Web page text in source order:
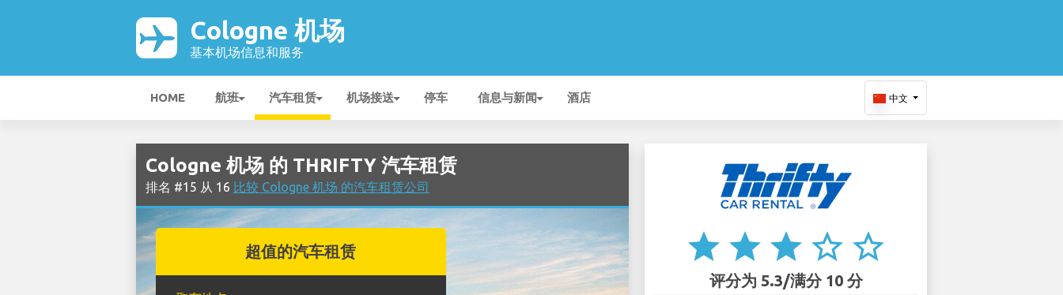
Cologne 机场
基本机场信息和服务
HOME 航班 汽车租赁 机场接送 停车 信息与新闻 酒店 中文
Cologne 机场 的 THRIFTY 汽车租赁
排名 #15 从 16 比较 Cologne 机场 的汽车租赁公司
超值的汽车租赁 star star star star_border star_border
评分为 5.3/满分 10 分